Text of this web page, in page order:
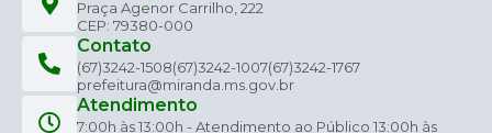
Praça Agenor Carrilho, 222
CEP: 79380-000
Contato
(67)3242-1508(67)3242-1007(67)3242-1767
prefeitura@miranda.ms.gov.br
Atendimento
7:00h às 13:00h - Atendimento ao Público 13:00h às